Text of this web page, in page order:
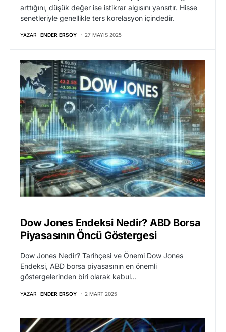
arttığını, düşük değer ise istikrar algısını yansıtır. Hisse
senetleriyle genellikle ters korelasyon içindedir.
YAZAR: ENDER ERSOY 27 MAYIS 2025
Dow Jones Endeksi Nedir? ABD Borsa
Piyasasının Öncü Göstergesi
Dow Jones Nedir? Tarihçesi ve Önemi Dow Jones
Endeksi, ABD borsa piyasasının en önemli
göstergelerinden biri olarak kabul…
YAZAR: ENDER ERSOY 2 MART 2025